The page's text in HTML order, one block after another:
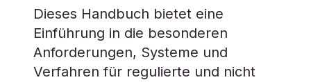
Dieses Handbuch bietet eine
Einführung in die besonderen
Anforderungen, Systeme und
Verfahren für regulierte und nicht